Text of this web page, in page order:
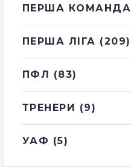
ПЕРША КОМАНДА
ПЕРША ЛІГА (209)
ПФЛ (83)
ТРЕНЕРИ (9)
УАФ (5)